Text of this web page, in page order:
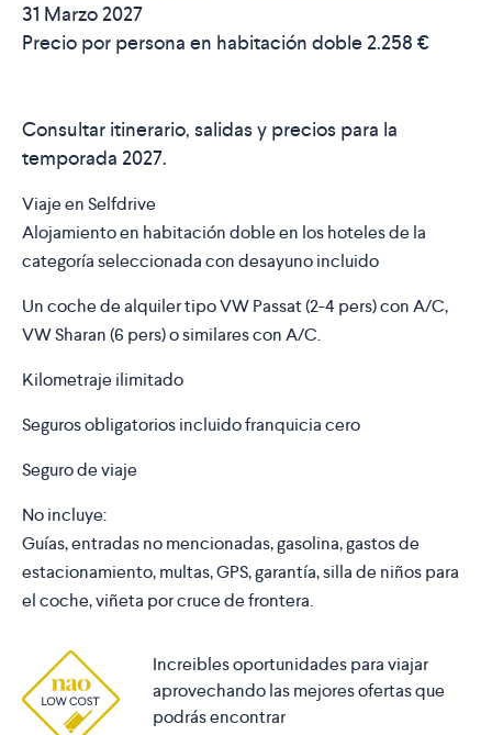
31 Marzo 2027
Precio por persona en habitación doble 2.258 €
Consultar itinerario, salidas y precios para la
temporada 2027.
Viaje en Selfdrive
Alojamiento en habitación doble en los hoteles de la
categoría seleccionada con desayuno incluido
Un coche de alquiler tipo VW Passat (2-4 pers) con A/C,
VW Sharan (6 pers) o similares con A/C.
Kilometraje ilimitado
Seguros obligatorios incluido franquicia cero
Seguro de viaje
No incluye:
Guías, entradas no mencionadas, gasolina, gastos de
estacionamiento, multas, GPS, garantía, silla de niños para
el coche, viñeta por cruce de frontera.
Increibles oportunidades para viajar
aprovechando las mejores ofertas que
podrás encontrar